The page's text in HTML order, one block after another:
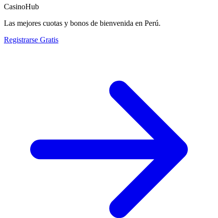
CasinoHub
Las mejores cuotas y bonos de bienvenida en Perú.
Registrarse Gratis